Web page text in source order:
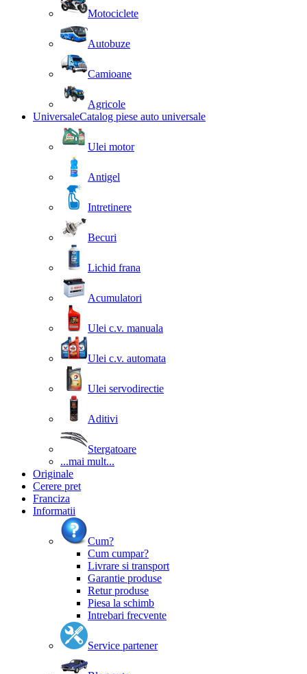
Motociclete
Autobuze
Camioane
Agricole
UniversaleCatalog piese auto universale
Ulei motor
Antigel
Intretinere
Becuri
Lichid frana
Acumulatori
Ulei c.v. manuala
Ulei c.v. automata
Ulei servodirectie
Aditivi
Stergatoare
...mai mult...
Originale
Cerere pret
Franciza
Informatii
Cum?
Cum cumpar?
Livrare si transport
Garantie produse
Retur produse
Piesa la schimb
Intrebari frecvente
Service partener